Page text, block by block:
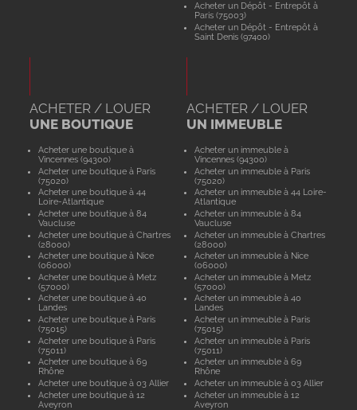
Acheter un Dépôt - Entrepôt à
Paris (75003)
Acheter un Dépôt - Entrepôt à
Saint Denis (97400)
ACHETER / LOUER
UNE BOUTIQUE
Acheter une boutique à
Vincennes (94300)
Acheter une boutique à Paris
(75020)
Acheter une boutique à 44
Loire-Atlantique
Acheter une boutique à 84
Vaucluse
Acheter une boutique à Chartres
(28000)
Acheter une boutique à Nice
(06000)
Acheter une boutique à Metz
(57000)
Acheter une boutique à 40
Landes
Acheter une boutique à Paris
(75015)
Acheter une boutique à Paris
(75011)
Acheter une boutique à 69
Rhône
Acheter une boutique à 03 Allier
Acheter une boutique à 12
Aveyron
ACHETER / LOUER
UN IMMEUBLE
Acheter un immeuble à
Vincennes (94300)
Acheter un immeuble à Paris
(75020)
Acheter un immeuble à 44 Loire-
Atlantique
Acheter un immeuble à 84
Vaucluse
Acheter un immeuble à Chartres
(28000)
Acheter un immeuble à Nice
(06000)
Acheter un immeuble à Metz
(57000)
Acheter un immeuble à 40
Landes
Acheter un immeuble à Paris
(75015)
Acheter un immeuble à Paris
(75011)
Acheter un immeuble à 69
Rhône
Acheter un immeuble à 03 Allier
Acheter un immeuble à 12
Aveyron